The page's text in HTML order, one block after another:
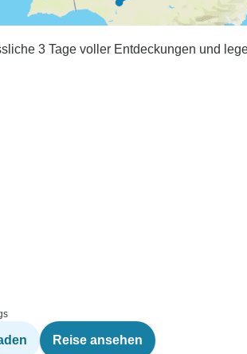
3 Tage voller Entdeckungen und
Reise ansehen